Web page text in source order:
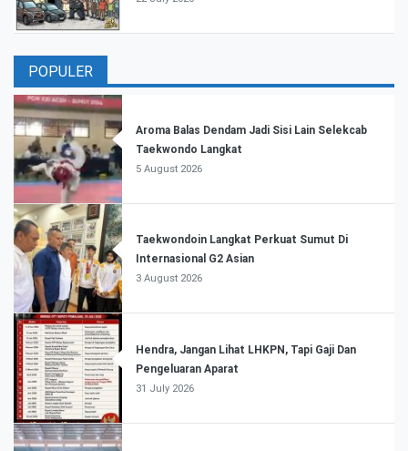
POPULER
Aroma Balas Dendam Jadi Sisi Lain Selekcab
Taekwondo Langkat
5 August 2026
Taekwondoin Langkat Perkuat Sumut Di
Internasional G2 Asian
3 August 2026
Hendra, Jangan Lihat LHKPN, Tapi Gaji Dan
Pengeluaran Aparat
31 July 2026